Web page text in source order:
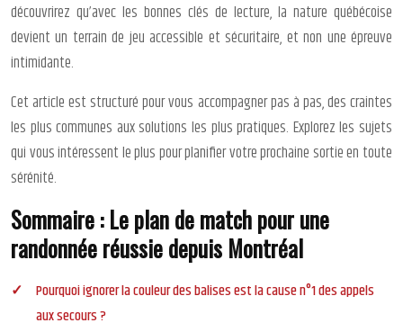
découvrirez qu’avec les bonnes clés de lecture, la nature québécoise
devient un terrain de jeu accessible et sécuritaire, et non une épreuve
intimidante.
Cet article est structuré pour vous accompagner pas à pas, des craintes
les plus communes aux solutions les plus pratiques. Explorez les sujets
qui vous intéressent le plus pour planifier votre prochaine sortie en toute
sérénité.
Sommaire : Le plan de match pour une
randonnée réussie depuis Montréal
Pourquoi ignorer la couleur des balises est la cause n°1 des appels
aux secours ?